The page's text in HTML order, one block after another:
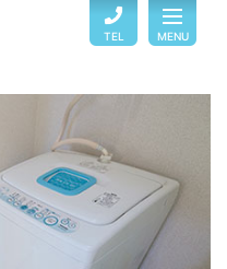
TEL MENU
案内
れ